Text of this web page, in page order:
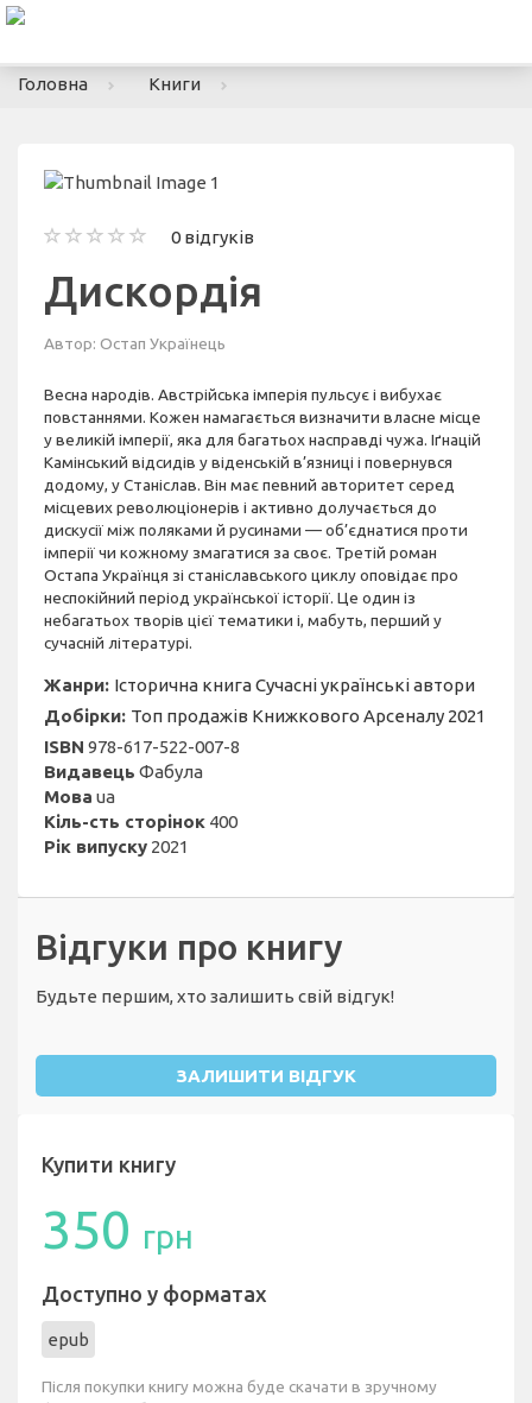
Головна
Книги
0 відгуків
Дискордія
Автор: Остап Українець
Весна народів. Австрійська імперія пульсує і вибухає
повстаннями. Кожен намагається визначити власне місце
у великій імперії, яка для багатьох насправді чужа. Іґнацій
Камінський відсидів у віденській в’язниці і повернувся
додому, у Станіслав. Він має певний авторитет серед
місцевих революціонерів і активно долучається до
дискусії між поляками й русинами — об’єднатися проти
імперії чи кожному змагатися за своє. Третій роман
Остапа Українця зі станіславського циклу оповідає про
неспокійний період української історії. Це один із
небагатьох творів цієї тематики і, мабуть, перший у
сучасній літературі.
Жанри: Історична книгаСучасні українські автори
Добірки: Топ продажів Книжкового Арсеналу 2021
ISBN 978-617-522-007-8
Видавець Фабула
Мова ua
Кіль-сть сторінок 400
Рік випуску 2021
Відгуки про книгу
Будьте першим, хто залишить свій відгук!
ЗАЛИШИТИ ВІДГУК
Купити книгу
350 грн
Доступно у форматах
epub
Після покупки книгу можна буде скачати в зручному